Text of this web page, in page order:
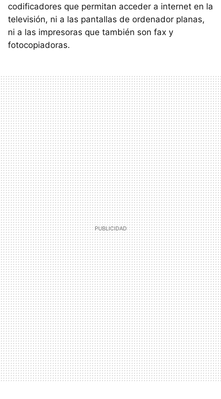
codificadores que permitan acceder a internet en la
televisión, ni a las pantallas de ordenador planas,
ni a las impresoras que también son fax y
fotocopiadoras.